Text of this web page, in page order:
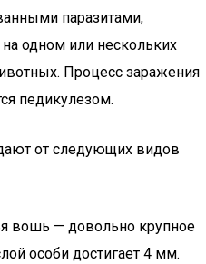
паразитами,
одном или нескольких
Процесс заражения
педикулезом.
от следующих видов
вошь — довольно крупное
особи достигает 4 мм.